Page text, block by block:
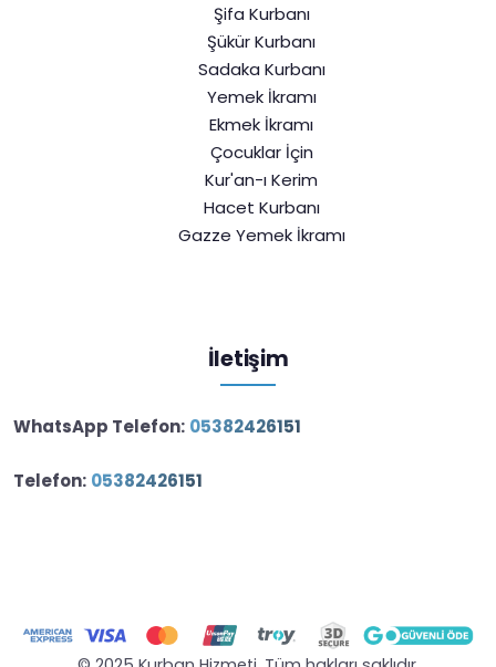
Şifa Kurbanı
Şükür Kurbanı
Sadaka Kurbanı
Yemek İkramı
Ekmek İkramı
Çocuklar İçin
Kur'an-ı Kerim
Hacet Kurbanı
Gazze Yemek İkramı
İletişim
WhatsApp Telefon: 05382426151
Telefon: 05382426151